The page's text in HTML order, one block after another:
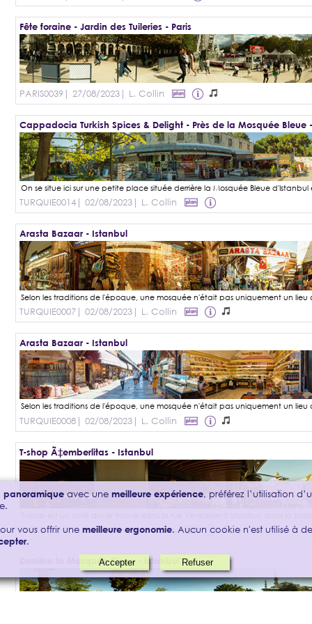
Fête foraine - Jardin des Tuileries - Paris
PARIS0039 | 27/08/2023 | L. Collin
Cappadocia Turkish Spices & Delight - Près de la Mosquée Bleue
TURQUIE0014 | 02/08/2023 | L. Collin
Arasta Bazaar - Istanbul
TURQUIE0007 | 02/08/2023 | L. Collin
Arasta Bazaar - Istanbul
TURQUIE0008 | 02/08/2023 | L. Collin
T-shop Ã‡emberlitas - Istanbul
TURQUIE0009| 02/08/2023| L. Collin
Derrière la Mosquée Bleue - Istanbul
panoramique avec une meilleure expérience, préférez l’utilisation
vous offrir une meilleure ergonomie. Aucun cookie n'est utilisé à
.